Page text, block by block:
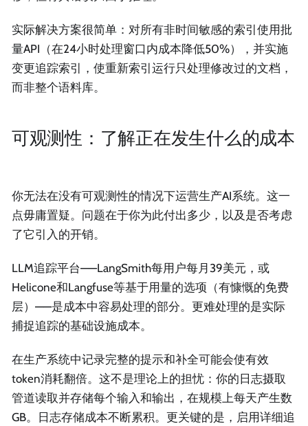
实际解决方案很简单：对所有非时间敏感的索引使用批
量API（在24小时处理窗口内成本降低50%），并实施
变更追踪索引，使重新索引运行只处理修改过的文档，
而非整个语料库。
可观测性：了解正在发生什么的成本
你无法在没有可观测性的情况下运营生产AI系统。这一
点毋庸置疑。问题在于你为此付出多少，以及是否考虑
了它引入的开销。
LLM追踪平台——LangSmith每用户每月39美元，或
Helicone和Langfuse等基于用量的选项（有慷慨的免费
层）——是成本中容易处理的部分。更难处理的是实际
捕捉追踪的基础设施成本。
在生产系统中记录完整的提示和补全可能会使有效
token消耗翻倍。这不是理论上的担忧：你的日志摄取
管道读取并存储每个输入和输出，在规模上每天产生数
GB。日志存储成本不断累积。更关键的是，启用详细追